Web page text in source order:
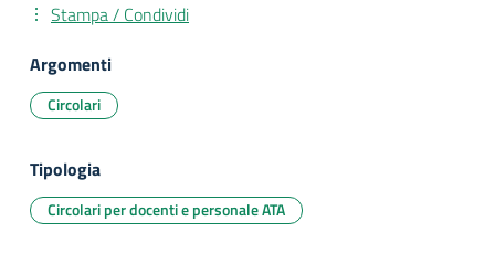
Stampa / Condividi
Argomenti
Circolari
Tipologia
Circolari per docenti e personale ATA